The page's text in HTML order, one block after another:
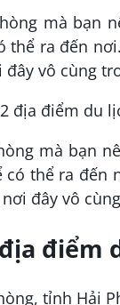
mà bạn
thể ra đến
vô cùng
mà bạn
có thể ra
đây vô
điểm
tỉnh Hải